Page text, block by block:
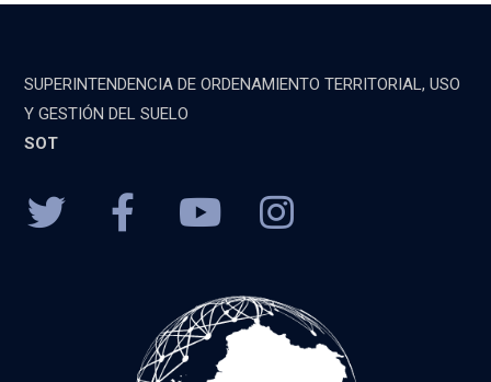
SUPERINTENDENCIA DE ORDENAMIENTO TERRITORIAL, USO
Y GESTIÓN DEL SUELO
SOT